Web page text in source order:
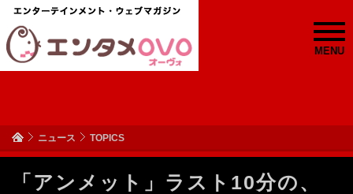
MENU
ニュース TOPICS
「アンメット」ラスト10分の、